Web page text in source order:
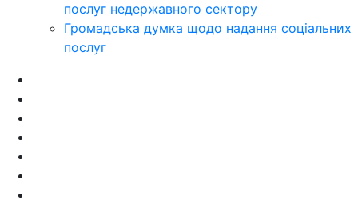
послуг недержавного сектору
Громадська думка щодо надання соціальних
послуг